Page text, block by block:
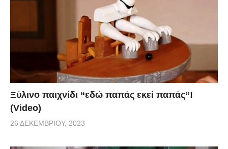
Ξύλινο παιχνίδι “εδώ παπάς εκεί παπάς”!
(Video)
26 ΔΕΚΕΜΒΡΊΟΥ, 2023